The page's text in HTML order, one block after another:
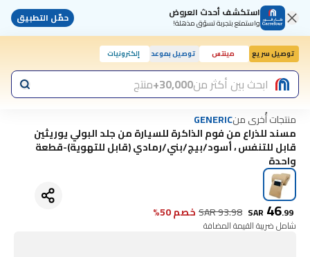
استكشف أحدث العروض
واستمتع بتجربة تسوّق مذهلة! حمّل التطبيق
توصيل سريع مينتس توصيل بموعد إلكترونيات
ابحث بين أكثر من30,000+ منتج
منتجات أُخرى منGENERIC
مسند للذراع من فوم الذاكرة للسيارة من جلد البولي يوريثين
قابل للتنفس ، أسود/بيج/بني/رمادي (قابل للتهوية)-قطعة
واحدة
SAR 46.99
SAR93.98 خصم 50%
شامل ضريبة القيمة المضافة